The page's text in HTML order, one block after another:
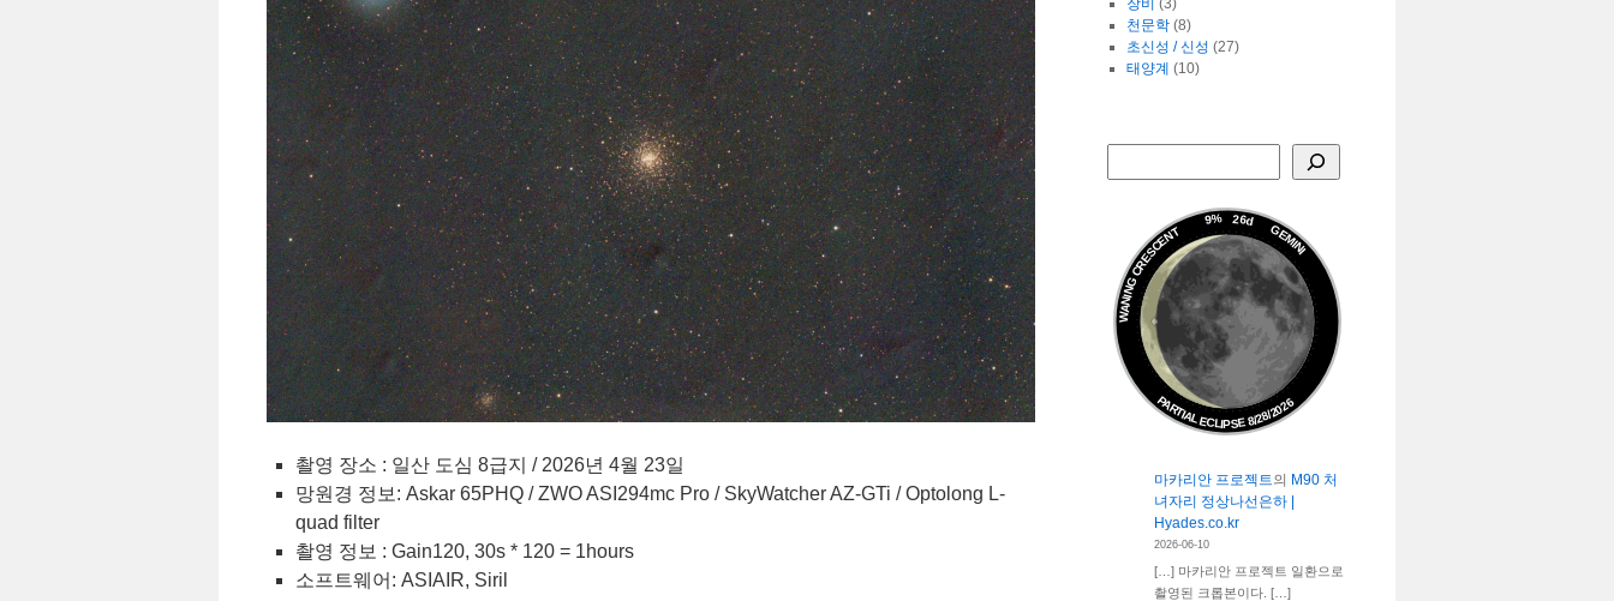
촬영 장소 : 일산 도심 8급지 / 2026년 4월 23일
망원경 정보: Askar 65PHQ / ZWO ASI294mc Pro / SkyWatcher AZ-GTi / Optolong L-
quad filter
촬영 정보 : Gain120, 30s * 120 = 1hours
소프트웨어: ASIAIR, Siril
장비 (3)
천문학(8)
초신성 / 신성 (27)
태양계 (10)
9% 26d
GEMINI
WANING CRESCENT
PARTIAL ECLIPSE 8/28/2026
마카리안 프로젝트의 M90 처
녀자리 정상나선은하 |
Hyades.co.kr
2026-06-10
[…] 마카리안 프로젝트 일환으로
촬영된 크롭본이다. […]